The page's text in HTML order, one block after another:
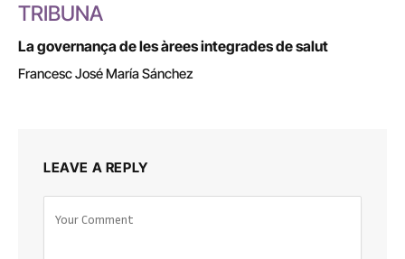
TRIBUNA
La governança de les àrees integrades de salut
Francesc José María Sánchez
LEAVE A REPLY